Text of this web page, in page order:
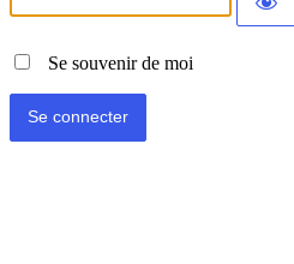
Se souvenir de moi